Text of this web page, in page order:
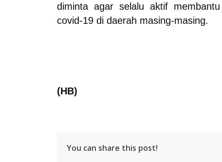
diminta agar selalu aktif
covid-19 di daerah masing-masing.
(HB)
You can share this post!